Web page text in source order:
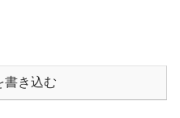
書き込む